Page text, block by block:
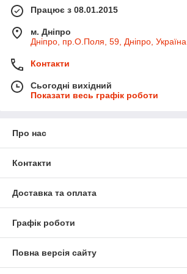
Працює з 08.01.2015
м. Дніпро
Дніпро, пр.О.Поля, 59, Дніпро, Україна
Контакти
Сьогодні вихідний
Показати весь графік роботи
Про нас
Контакти
Доставка та оплата
Графік роботи
Повна версія сайту